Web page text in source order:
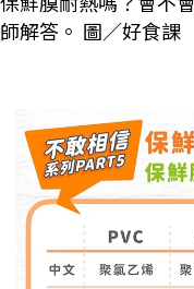
師解答。 圖／好食課